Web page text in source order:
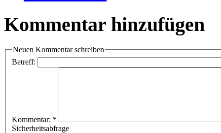
Kommentar hinzufügen
Neuen Kommentar schreiben
Betreff:
Kommentar: *
Sicherheitsabfrage